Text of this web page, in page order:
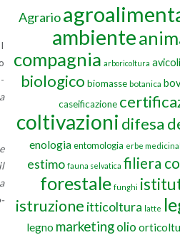
Agrario
ambiente
compagnia arboricoltura avicoli
biologico biomasse botanica
caseificazione
coltivazioni difesa
enologiaentomologia erbe
estimo fauna selvatica filiera
forestale funghi
istruzione itticoltura latte
legno marketing olio